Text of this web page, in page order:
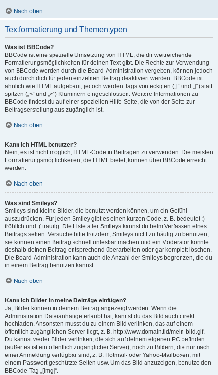
Nach oben
Textformatierung und Thementypen
Was ist BBCode?
BBCode ist eine spezielle Umsetzung von HTML, die dir weitreichende
Formatierungsmöglichkeiten für deinen Text gibt. Die Rechte zur Verwendung
von BBCode werden durch die Board-Administration vergeben, können jedoch
auch durch dich für jeden einzelnen Beitrag deaktiviert werden. BBCode ist
ähnlich wie HTML aufgebaut, jedoch werden Tags von eckigen („[“ und „]“) statt
spitzen („<“ und „>“) Klammern eingeschlossen. Weitere Informationen zu
BBCode findest du auf einer speziellen Hilfe-Seite, die von der Seite zur
Beitragserstellung aus zugänglich ist.
Nach oben
Kann ich HTML benutzen?
Nein, es ist nicht möglich, HTML-Code in Beiträgen zu verwenden. Die meisten
Formatierungsmöglichkeiten, die HTML bietet, können über BBCode erreicht
werden.
Nach oben
Was sind Smileys?
Smileys sind kleine Bilder, die benutzt werden können, um ein Gefühl
auszudrücken. Für jeden Smiley gibt es einen kurzen Code, z. B. bedeutet :)
fröhlich und :( traurig. Die Liste aller Smileys kannst du beim Verfassen eines
Beitrags sehen. Versuche bitte trotzdem, Smileys nicht zu häufig zu benutzen,
sie können einen Beitrag schnell unlesbar machen und ein Moderator könnte
deshalb deinen Beitrag entsprechend überarbeiten oder gar komplett löschen.
Die Board-Administration kann auch die Anzahl der Smileys begrenzen, die du
in einem Beitrag benutzen kannst.
Nach oben
Kann ich Bilder in meine Beiträge einfügen?
Ja, Bilder können in deinem Beitrag angezeigt werden. Wenn die
Administration Dateianhänge erlaubt hat, kannst du das Bild auch direkt
hochladen. Ansonsten musst du zu einem Bild verlinken, das auf einem
öffentlich zugänglichen Server liegt, z. B. http://www.domain.tld/mein-bild.gif.
Du kannst weder Bilder verlinken, die sich auf deinem eigenen PC befinden
(außer es ist ein öffentlich zugänglicher Server), noch zu Bildern, die nur nach
einer Anmeldung verfügbar sind, z. B. Hotmail- oder Yahoo-Mailboxen, mit
einem Passwort geschützte Seiten usw. Um das Bild anzuzeigen, benutze den
BBCode-Tag „[img]“.